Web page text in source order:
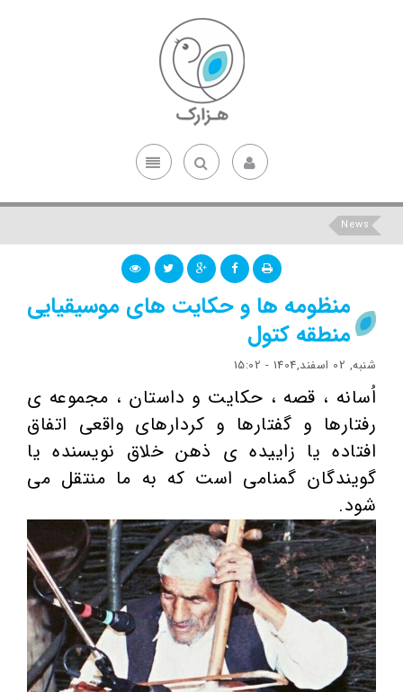
News
منظومه ها و حکایت های موسیقیایی
منطقه کتول
شنبه, 02 اسفند,1404 - 15:02
اُسانه ، قصه ، حکایت و داستان ، مجموعه ی
رفتارها و گفتارها و کردارهای واقعی اتفاق
افتاده یا زاییده ی ذهن خلاق نویسنده یا
گویندگان گمنامی است که به ما منتقل می
شود.